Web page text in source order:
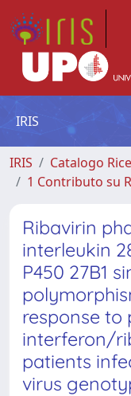
IRIS
IRIS
Catalogo
1 Contributo su
Ribavirin
interleukin
P450 27B1
response to
interferon/
patients
virus